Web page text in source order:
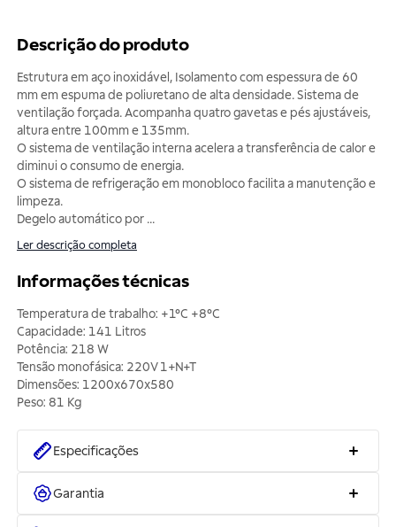
Descrição do produto
Estrutura em aço inoxidável, Isolamento com espessura de 60
mm em espuma de poliuretano de alta densidade. Sistema de
ventilação forçada. Acompanha quatro gavetas e pés ajustáveis,
altura entre 100mm e 135mm.
O sistema de ventilação interna acelera a transferência de calor e
diminui o consumo de energia.
O sistema de refrigeração em monobloco facilita a manutenção e
limpeza.
Degelo automático por ...
Ler descrição completa
Informações técnicas
Temperatura de trabalho: +1°C +8°C
Capacidade: 141 Litros
Potência: 218 W
Tensão monofásica: 220V 1+N+T
Dimensões: 1200x670x580
Peso: 81 Kg
Especificações
Garantia